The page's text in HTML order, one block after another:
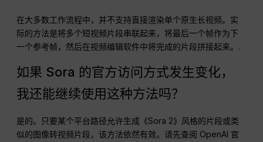
在大多数工作流程中，并不支持直接渲染单个原生长视频。实
际的方法是将多个短视频片段串联起来，将最后一个帧作为下
一个参考帧，然后在视频编辑软件中将完成的片段拼接起来。.
如果 Sora 的官方访问方式发生变化，
我还能继续使用这种方法吗？
是的。只要某个平台路径允许生成《Sora 2》风格的片段或类
似的图像转视频片段，该方法依然有效。请先查阅 OpenAI 官